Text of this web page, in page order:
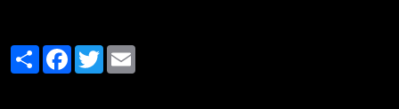
PartagerFacebookTwitter